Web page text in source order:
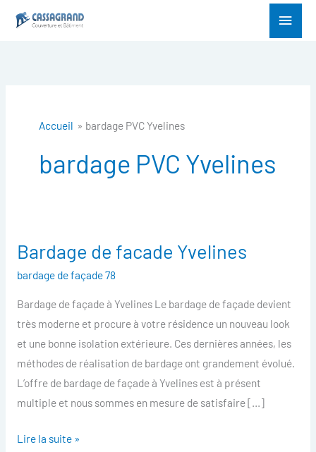
Menu
Accueil bardage PVC Yvelines
bardage PVC Yvelines
Bardage de facade Yvelines
bardage de façade 78
Bardage de façade à Yvelines Le bardage de façade devient
très moderne et procure à votre résidence un nouveau look
et une bonne isolation extérieure. Ces dernières années, les
méthodes de réalisation de bardage ont grandement évolué.
L’offre de bardage de façade à Yvelines est à présent
multiple et nous sommes en mesure de satisfaire […]
Bardage
Yvelines
Lire la suite »